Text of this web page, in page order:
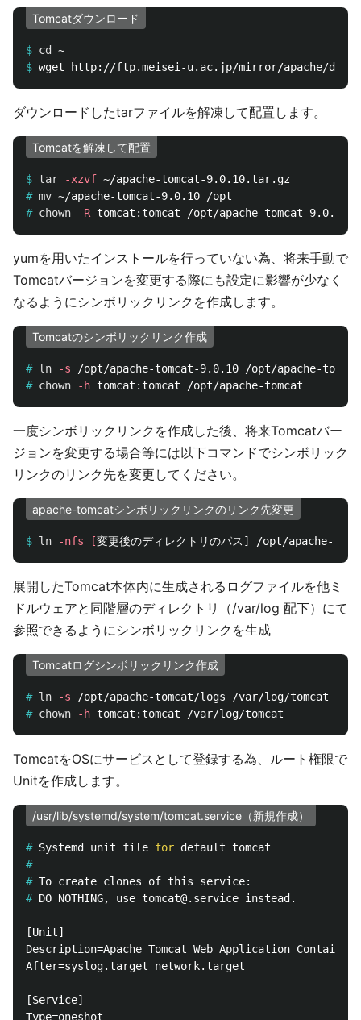
Tomcatダウンロード
$ cd
$
ダウンロードしたtarファイルを解凍して配置します。
Tomcatを解凍して配置
$ tar -xzvf
# mv
# chown -R
yumを用いたインストールを行っていない為、将来手動で
Tomcatバージョンを変更する際にも設定に影響が少なく
なるようにシンボリックリンクを作成します。
Tomcatのシンボリックリンク作成
# ln
-s
# chown -h
一度シンボリックリンクを作成した後、将来Tomcatバー
ジョンを変更する場合等には以下コマンドでシンボリック
リンクのリンク先を変更してください。
apache-tomcatシンボリックリンクのリンク先変更
$ ln -nfs [
展開したTomcat本体内に生成されるログファイルを他ミ
ドルウェアと同階層のディレクトリ（/var/log 配下）にて
参照できるようにシンボリックリンクを生成
Tomcatログシンボリックリンク作成
# ln -s
# chown -h
TomcatをOSにサービスとして登録する為、ルート権限で
Unitを作成します。
/usr/lib/systemd/system/tomcat.service（新規作成）
# Systemd unit file for
#
#
#
[Unit]
Description=Apache Tomcat Web Application Container
After=syslog.target network.target
[Service]
Type=oneshot